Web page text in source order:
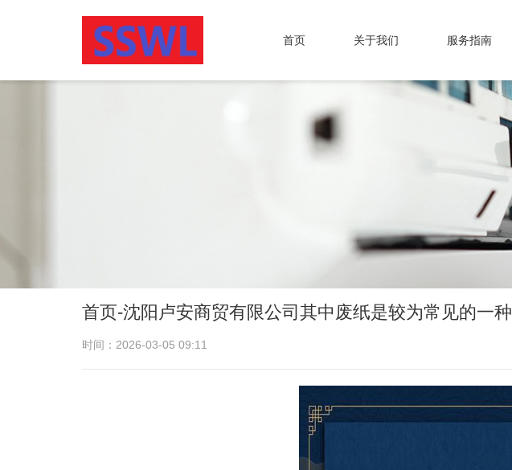
首页 关于我们 服务指南
首页-沈阳卢安商贸有限公司其中废纸是较为常见的一种
时间：2026-03-05 09:11